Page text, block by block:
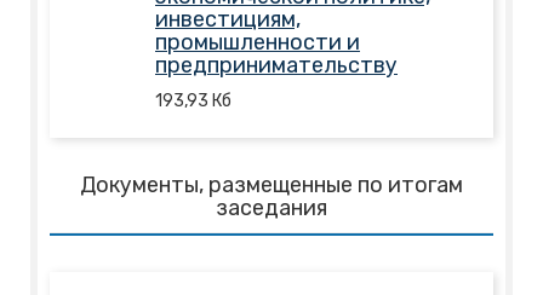
инвестициям,
промышленности и
предпринимательству
193,93 Кб
Документы, размещенные по итогам
заседания